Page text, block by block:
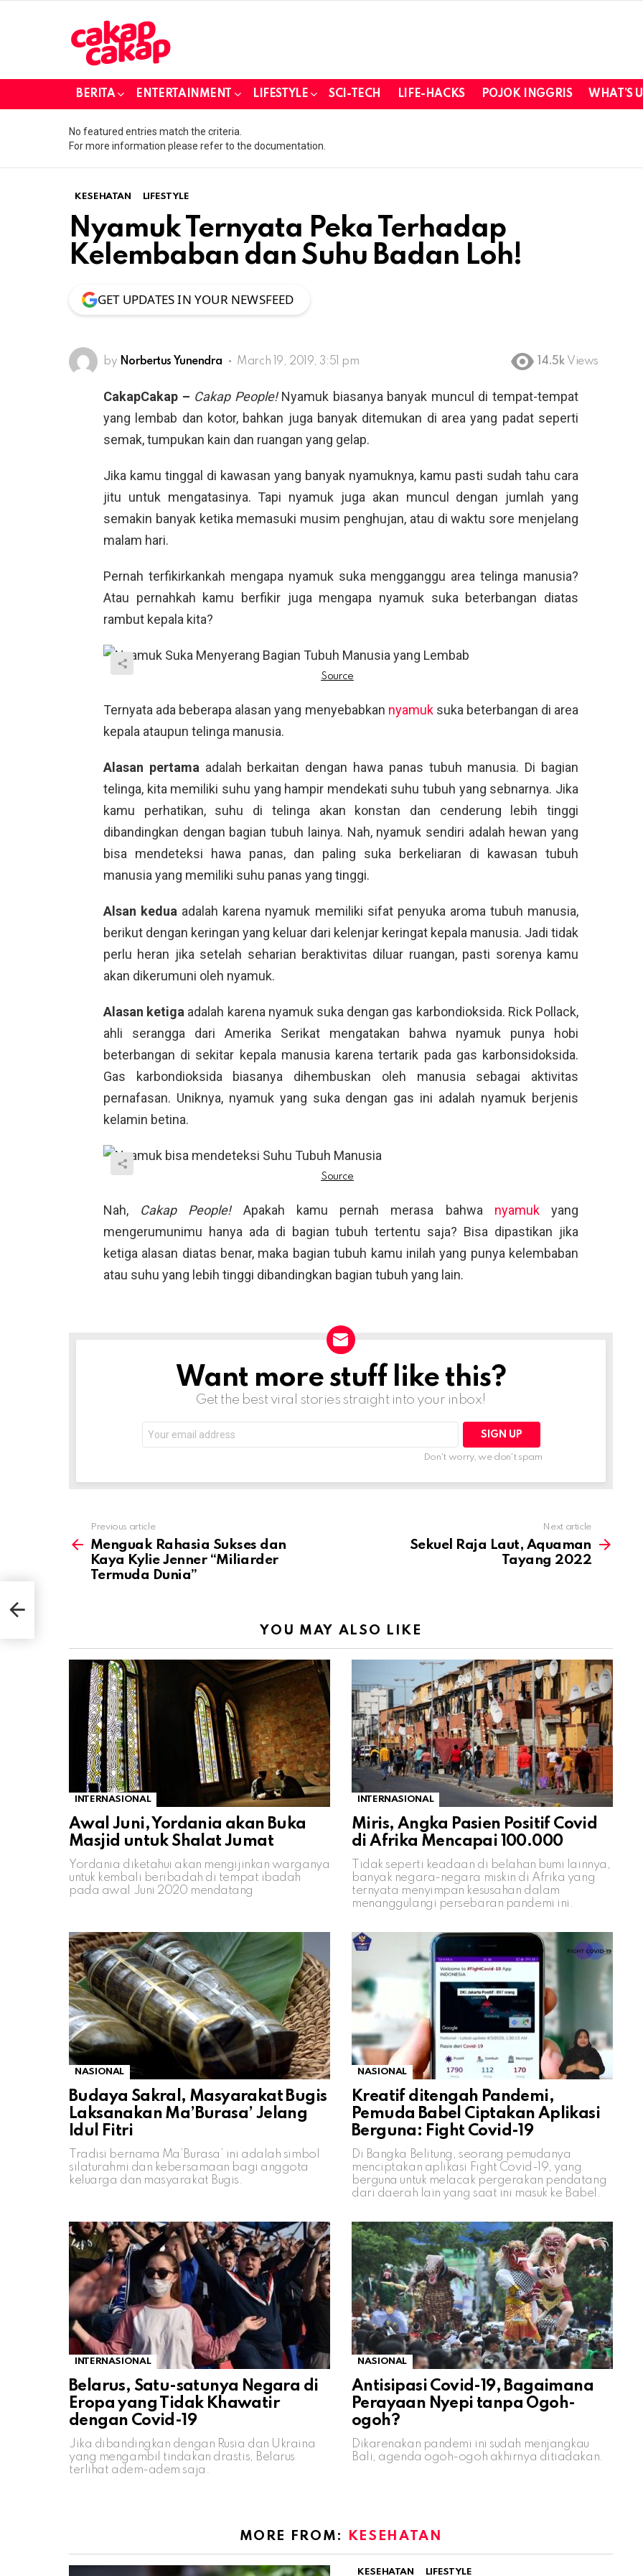
BERITA ENTERTAINMENT LIFESTYLE SCI-TECH LIFE-HACKS POJOK INGGRIS WHAT’S
No featured entries match the criteria.
For more information please refer to the documentation.
KESEHATAN LIFESTYLE
Nyamuk Ternyata Peka Terhadap
Kelembaban dan Suhu Badan Loh!
GET UPDATES IN YOUR NEWSFEED
by Norbertus Yunendra March 19, 2019, 3:51 pm 14.5k Views
CakapCakap – Cakap People!Nyamuk biasanya banyak muncul di tempat-tempat
yang lembab dan kotor, bahkan juga banyak ditemukan di area yang padat seperti
semak, tumpukan kain dan ruangan yang gelap.
Jika kamu tinggal di kawasan yang banyak nyamuknya, kamu pasti sudah tahu cara
jitu untuk mengatasinya. Tapi nyamuk juga akan muncul dengan jumlah yang
semakin banyak ketika memasuki musim penghujan, atau di waktu sore menjelang
malam hari.
Pernah terfikirkankah mengapa nyamuk suka mengganggu area telinga manusia?
Atau pernahkah kamu berfikir juga mengapa nyamuk suka beterbangan diatas
rambut kepala kita?
Ternyata ada beberapa alasan yang menyebabkan nyamuk suka beterbangan di area
kepala ataupun telinga manusia.
Alasan pertama adalah berkaitan dengan hawa panas tubuh manusia. Di bagian
telinga, kita memiliki suhu yang hampir mendekati suhu tubuh yang sebnarnya. Jika
kamu perhatikan, suhu di telinga akan konstan dan cenderung lebih tinggi
dibandingkan dengan bagian tubuh lainya. Nah, nyamuk sendiri adalah hewan yang
bisa mendeteksi hawa panas, dan paling suka berkeliaran di kawasan tubuh
manusia yang memiliki suhu panas yang tinggi.
Alsan kedua adalah karena nyamuk memiliki sifat penyuka aroma tubuh manusia,
berikut dengan keringan yang keluar dari kelenjar keringat kepala manusia. Jadi tidak
perlu heran jika setelah seharian beraktivitas diluar ruangan, pasti sorenya kamu
akan dikerumuni oleh nyamuk.
Alasan ketiga adalah karena nyamuk suka dengan gas karbondioksida. Rick Pollack,
ahli serangga dari Amerika Serikat mengatakan bahwa nyamuk punya hobi
beterbangan di sekitar kepala manusia karena tertarik pada gas karbonsidoksida.
Gas karbondioksida biasanya dihembuskan oleh manusia sebagai aktivitas
pernafasan. Uniknya, nyamuk yang suka dengan gas ini adalah nyamuk berjenis
kelamin betina.
Nah, Cakap People!Apakah kamu pernah merasa bahwa nyamukyang
mengerumunimu hanya ada di bagian tubuh tertentu saja? Bisa dipastikan jika
ketiga alasan diatas benar, maka bagian tubuh kamu inilah yang punya kelembaban
atau suhu yang lebih tinggi dibandingkan bagian tubuh yang lain.
NEWSLETTERWant more stuff like this?
Get the best viral stories straight into your inbox!
address:
Don't worry, we don't spam
more
Previous article
Menguak Rahasia Sukses dan
Kaya Kylie Jenner “Miliarder
Termuda Dunia”
Next article
Sekuel Raja Laut, Aquaman
Tayang 2022
YOU MAY ALSO LIKE
INTERNASIONAL
Awal Juni, Yordania akan Buka
Masjid untuk Shalat Jumat
Yordania diketahui akan mengijinkan warganya
untuk kembali beribadah di tempat ibadah
pada awal Juni 2020 mendatang
INTERNASIONAL
Miris, Angka Pasien Positif Covid
di Afrika Mencapai 100.000
Tidak seperti keadaan di belahan bumi lainnya,
banyak negara-negara miskin di Afrika yang
ternyata menyimpan kesusahan dalam
menanggulangi persebaran pandemi ini.
NASIONAL
Budaya Sakral, Masyarakat Bugis
Laksanakan Ma’Burasa’ Jelang
Idul Fitri
Tradisi bernama Ma’Burasa’ ini adalah simbol
silaturahmi dan kebersamaan bagi anggota
keluarga dan masyarakat Bugis.
NASIONAL
Kreatif ditengah Pandemi,
Pemuda Babel Ciptakan Aplikasi
Berguna: Fight Covid-19
Di Bangka Belitung, seorang pemudanya
menciptakan aplikasi Fight Covid-19, yang
berguna untuk melacak pergerakan pendatang
dari daerah lain yang saat ini masuk ke Babel.
INTERNASIONAL
Belarus, Satu-satunya Negara di
Eropa yang Tidak Khawatir
dengan Covid-19
Jika dibandingkan dengan Rusia dan Ukraina
yang mengambil tindakan drastis, Belarus
terlihat adem-adem saja.
NASIONAL
Antisipasi Covid-19, Bagaimana
Perayaan Nyepi tanpa Ogoh-
ogoh?
Dikarenakan pandemi ini sudah menjangkau
Bali, agenda ogoh-ogoh akhirnya ditiadakan.
MORE FROM: KESEHATAN
KESEHATAN LIFESTYLE